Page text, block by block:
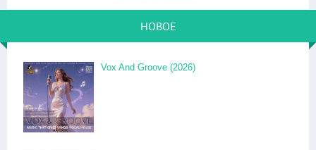
НОВОЕ
Vox And Groove (2026)